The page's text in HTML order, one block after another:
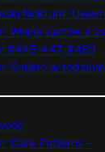
Nokturn:
Wojna żartów z
#445-447, #480
Śmierć w rodzinie
Dark Patterns –